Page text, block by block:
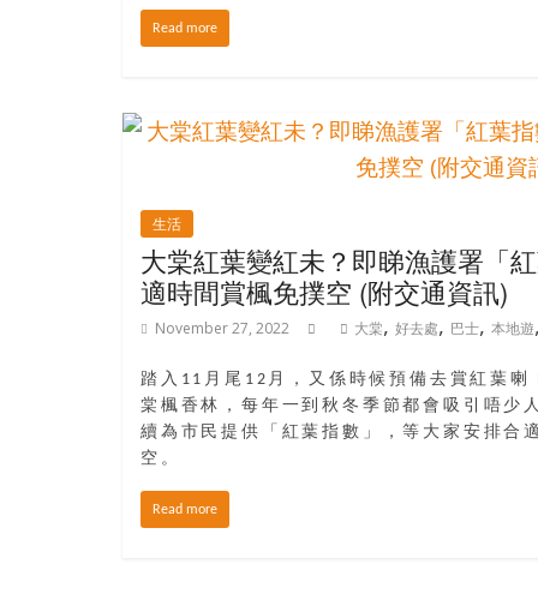
半
場
歷
入
50
歲
以
後，
來
人
生
場，
Read more
生活
大棠紅葉變紅未？即睇漁護署「
適時間賞楓免撲空 (附交通資訊)
November 27, 2022 大棠, 好去處, 巴士, 本地遊,
踏入11月尾12月，又係時候預備去賞紅葉喇
棠楓香林，每年一到秋冬季節都會吸引唔少
續為市民提供「紅葉指數」，等大家安排合
空。
Read more